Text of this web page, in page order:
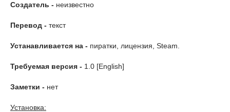
Создатель - неизвестно
Перевод - текст
Устанавливается на - пиратки, лицензия, Steam.
Требуемая версия - 1.0 [English]
Заметки - нет
Установка: